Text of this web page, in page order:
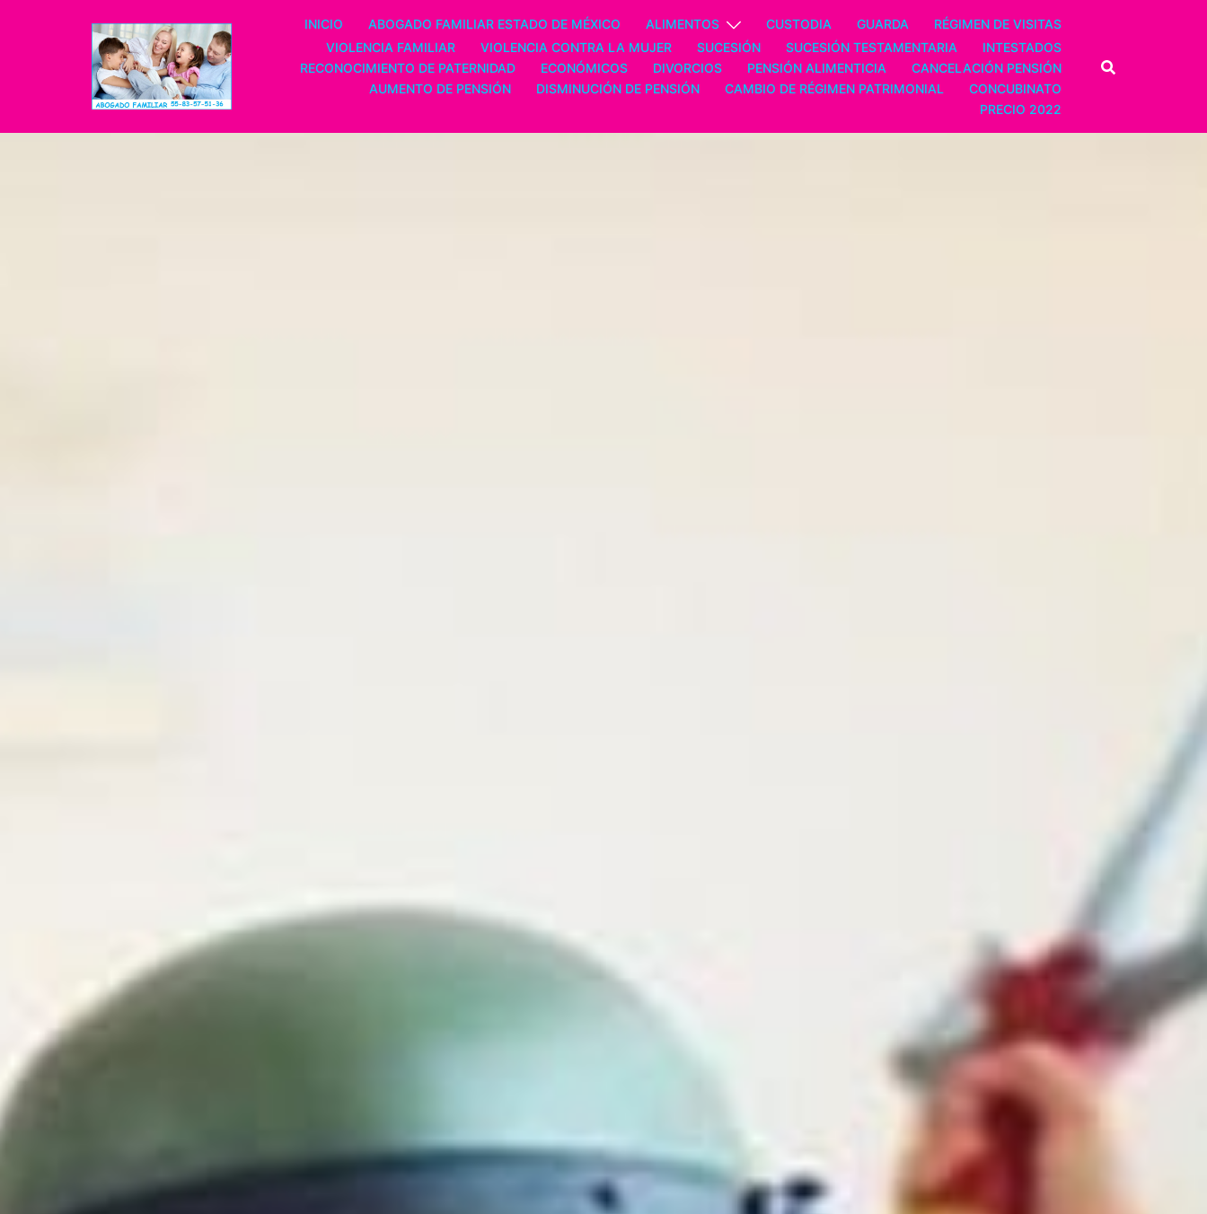
INICIO ABOGADO FAMILIAR ESTADO DE MÉXICO ALIMENTOS CUSTODIA GUARDA
RÉGIMEN DE VISITAS
VIOLENCIA FAMILIAR
VIOLENCIA CONTRA LA MUJER SUCESIÓN SUCESIÓN TESTAMENTARIA
INTESTADOS
RECONOCIMIENTO DE PATERNIDAD
ECONÓMICOS DIVORCIOS PENSIÓN ALIMENTICIA
CANCELACIÓN PENSIÓN
AUMENTO DE PENSIÓN
DISMINUCIÓN DE PENSIÓN CAMBIO DE RÉGIMEN PATRIMONIAL
CONCUBINATO
PRECIO 2022